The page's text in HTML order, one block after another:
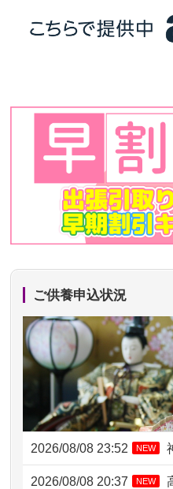
ご供養申込状況
2026/08/08 23:52 NEW
2026/08/08 20:37 NEW